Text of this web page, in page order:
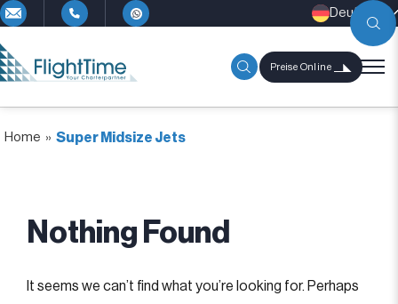
Deutsch
Preise Online
Home » Super Midsize Jets
Nothing Found
It seems we can’t find what you’re looking for. Perhaps